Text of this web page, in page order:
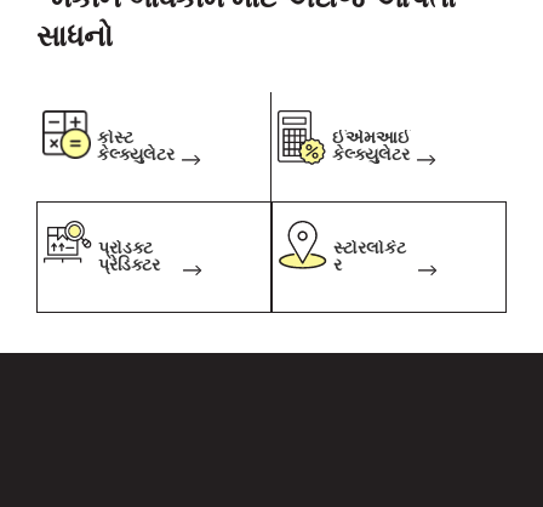
સાધનો
કોસ્ટ
કેલ્ક્યુલેટર
ઈએમઆઈ
કેલ્ક્યુલેટર
પ્રોડક્ટ
પ્રેડિક્ટર
સ્ટોરલોકેટ
ર